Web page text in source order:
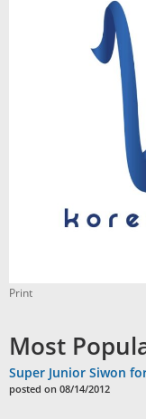
Print
Most
Super Junior Siwon
posted on 08/14/2012